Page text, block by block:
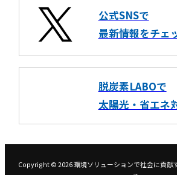
公式SNSで
最新情報をチェ
脱炭素LABOで
太陽光・省エネ
Copyright © 2026環境ソリューションで社会に貢